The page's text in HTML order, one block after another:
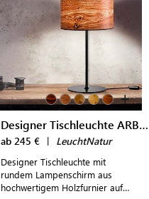
+
Designer Tischleuchte ARBOREUS 2
ab 245 € | LeuchtNatur
Designer Tischleuchte mit
rundem Lampenschirm aus
hochwertigem Holzfurnier auf